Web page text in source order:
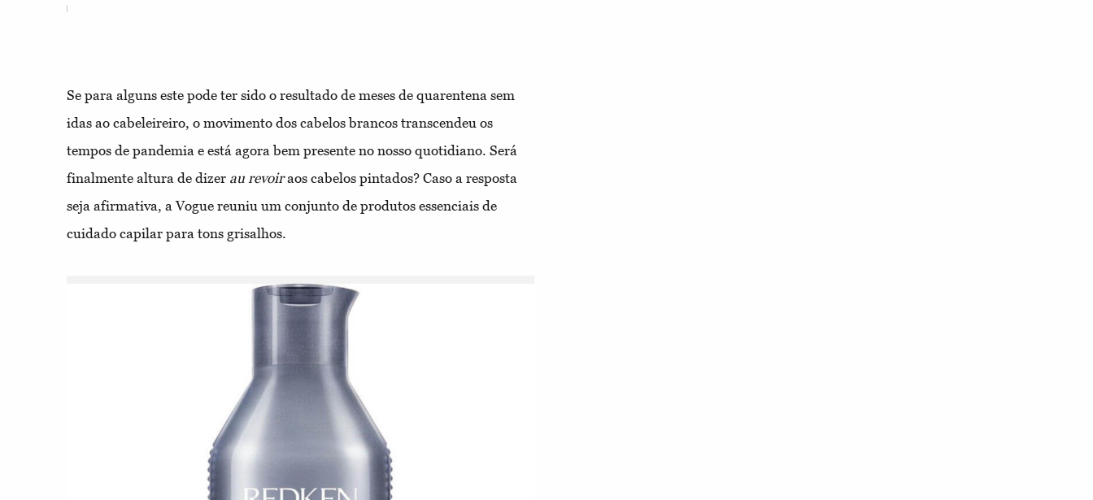
Se para alguns este pode ter sido o resultado de meses de quarentena sem
idas ao cabeleireiro, o movimento dos cabelos brancos transcendeu os
tempos de pandemia e está agora bem presente no nosso quotidiano. Será
finalmente altura de dizer au revoiraos cabelos pintados? Caso a resposta
seja afirmativa, a Vogue reuniu um conjunto de produtos essenciais de
cuidado capilar para tons grisalhos.